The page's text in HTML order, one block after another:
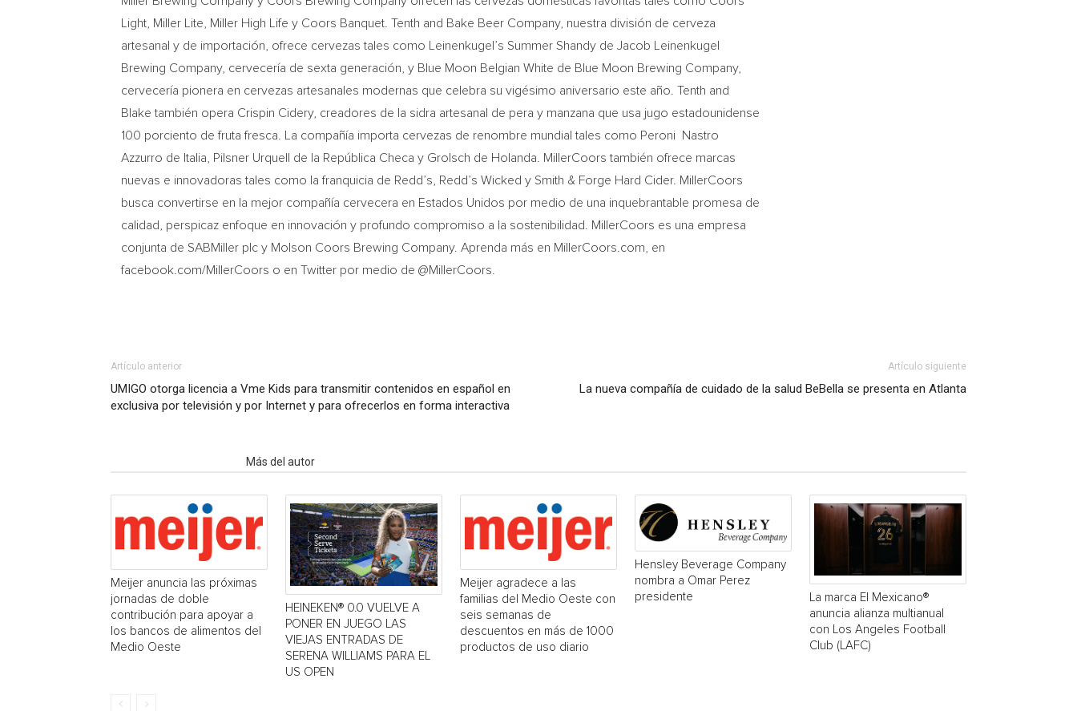
Light, Miller Lite, Miller High Life y Coors Banquet. Tenth and Bake Beer Company, nuestra división de cerveza
artesanal y de importación, ofrece cervezas tales como Leinenkugel’s Summer Shandy de Jacob Leinenkugel
Brewing Company, cervecería de sexta generación, y Blue Moon Belgian White de Blue Moon Brewing Company,
cervecería pionera en cervezas artesanales modernas que celebra su vigésimo aniversario este año. Tenth and
Blake también opera Crispin Cidery, creadores de la sidra artesanal de pera y manzana que usa jugo estadounidense
100 porciento de fruta fresca. La compañía importa cervezas de renombre mundial tales como Peroni Nastro
Azzurro de Italia, Pilsner Urquell de la República Checa y Grolsch de Holanda. MillerCoors también ofrece marcas
nuevas e innovadoras tales como la franquicia de Redd’s, Redd’s Wicked y Smith & Forge Hard Cider. MillerCoors
busca convertirse en la mejor compañía cervecera en Estados Unidos por medio de una inquebrantable promesa de
calidad, perspicaz enfoque en innovación y profundo compromiso a la sostenibilidad. MillerCoors es una empresa
conjunta de SABMiller plc y Molson Coors Brewing Company. Aprenda más en MillerCoors.com, en
facebook.com/MillerCoors o en Twitter por medio de @MillerCoors.
Artículo anterior
UMIGO otorga licencia a Vme Kids para transmitir contenidos en español en
exclusiva por televisión y por Internet y para ofrecerlos en forma interactiva
Artículo siguiente
La nueva compañía de cuidado de la salud BeBella se presenta en Atlanta
Más del autor
Meijer anuncia las próximas
jornadas de doble
contribución para apoyar a
los bancos de alimentos del
Medio Oeste
HEINEKEN® 0.0 VUELVE A
PONER EN JUEGO LAS
VIEJAS ENTRADAS DE
SERENA WILLIAMS PARA EL
US OPEN
Meijer agradece a las
familias del Medio Oeste con
seis semanas de
descuentos en más de 1000
productos de uso diario
Hensley Beverage Company
nombra a Omar Perez
presidente
La marca El Mexicano®
anuncia alianza multianual
con Los Angeles Football
Club (LAFC)